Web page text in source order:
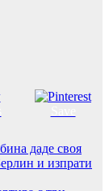
даде своя
и изпрати